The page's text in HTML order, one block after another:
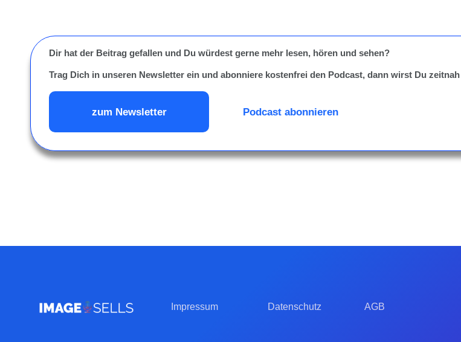
Dir hat der Beitrag gefallen und Du würdest gerne mehr lesen, hören und sehen?
Trag Dich in unseren Newsletter ein und abonniere kostenfrei den Podcast, dann wirst Du
zum Newsletter Podcast abonnieren
Impressum Datenschutz AGB